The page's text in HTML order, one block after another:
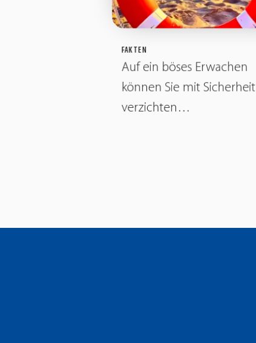
FAKTEN
Auf ein böses Erwachen
können Sie mit Sicherheit
verzichten…